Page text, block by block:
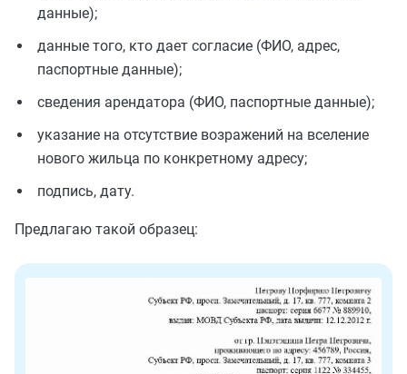
данные);
данные того, кто дает согласие (ФИО, адрес,
паспортные данные);
сведения арендатора (ФИО, паспортные данные);
указание на отсутствие возражений на вселение
нового жильца по конкретному адресу;
подпись, дату.
Предлагаю такой образец: